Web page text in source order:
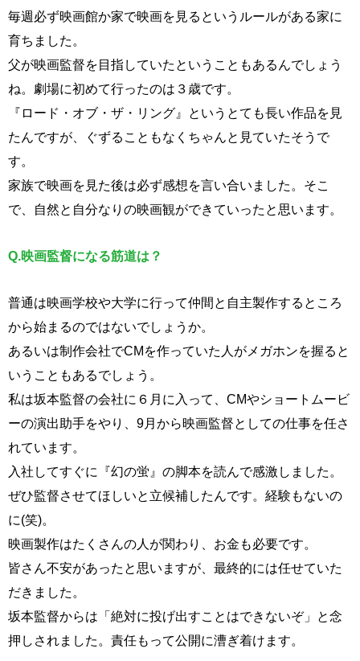
毎週必ず映画館か家で映画を見るというルールがある家に
育ちました。
父が映画監督を目指していたということもあるんでしょう
ね。劇場に初めて行ったのは３歳です。
『ロード・オブ・ザ・リング』というとても長い作品を見
たんですが、ぐずることもなくちゃんと見ていたそうで
す。
家族で映画を見た後は必ず感想を言い合いました。そこ
で、自然と自分なりの映画観ができていったと思います。
Q.映画監督になる筋道は？
普通は映画学校や大学に行って仲間と自主製作するところ
から始まるのではないでしょうか。
あるいは制作会社でCMを作っていた人がメガホンを握ると
いうこともあるでしょう。
私は坂本監督の会社に６月に入って、CMやショートムービ
ーの演出助手をやり、9月から映画監督としての仕事を任さ
れています。
入社してすぐに『幻の蛍』の脚本を読んで感激しました。
ぜひ監督させてほしいと立候補したんです。経験もないの
に(笑)。
映画製作はたくさんの人が関わり、お金も必要です。
皆さん不安があったと思いますが、最終的には任せていた
だきました。
坂本監督からは「絶対に投げ出すことはできないぞ」と念
押しされました。責任もって公開に漕ぎ着けます。